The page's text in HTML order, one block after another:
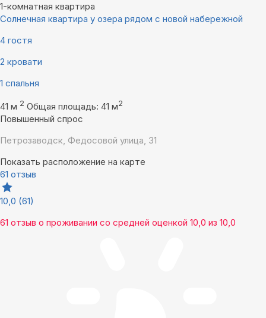
1-комнатная квартира
Солнечная квартира у озера рядом с новой набережной
4 гостя
2 кровати
1 спальня
41 м 2 Общая площадь: 41 м2
Повышенный спрос
Петрозаводск, Федосовой улица, 31
Показать расположение на карте
61 отзыв
10,0 (61)
61 отзыв о проживании со средней оценкой 10,0 из 10,0